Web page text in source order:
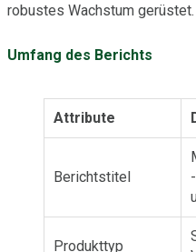
robustes Wachstum gerüstet.
Umfang des Berichts
Attribute
Berichtstitel
Produkttyp